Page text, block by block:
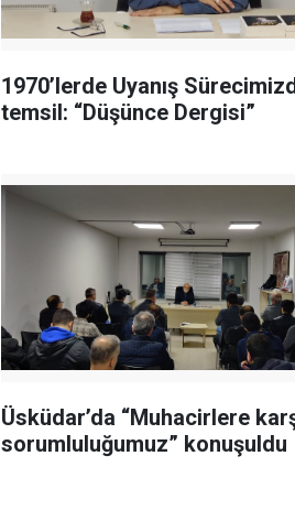
1970’lerde Uyanış
temsil: “Düşünce Dergisi”
Üsküdar’da “Muhacirlere
sorumluluğumuz” konuşuldu